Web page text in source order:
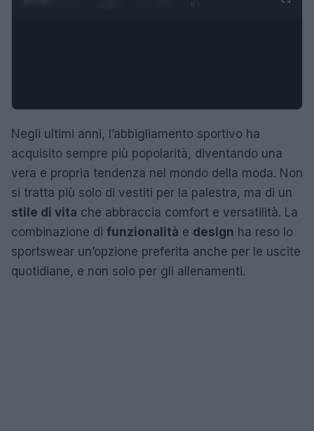
Negli ultimi anni, l’abbigliamento sportivo ha
acquisito sempre più popolarità, diventando una
vera e propria tendenza nel mondo della moda. Non
si tratta più solo di vestiti per la palestra, ma di un
stile di vita che abbraccia comfort e versatilità. La
combinazione di funzionalità e design ha reso lo
sportswear un’opzione preferita anche per le uscite
quotidiane, e non solo per gli allenamenti.